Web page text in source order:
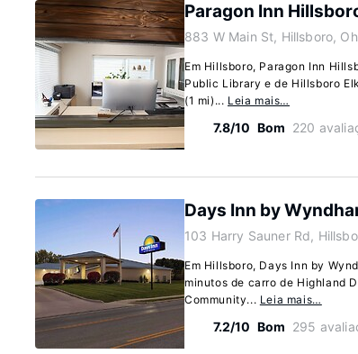
Paragon Inn
883 W Main St, Hillsboro,
Em Hillsboro, Paragon Inn
Public Library e de Hillsboro
(1 mi)... Leia mais…
7.8/10 Bom 220
Days Inn by
103 Harry Sauner Rd,
Em Hillsboro, Days Inn by
minutos de carro de Highland
Community... Leia mais…
7.2/10 Bom 295